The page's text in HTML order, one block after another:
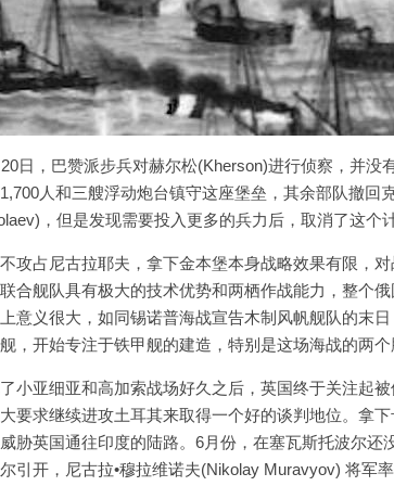
日，巴赞派步兵对赫尔松(Kherson)进行侦察，并
人和三艘浮动炮台镇守这座堡垒，其余部队撤
，但是发现需要投入更多的兵力后，取消了这个
攻占尼古拉耶夫，拿下金本堡本身战略效果有限，
合舰队具有极大的技术优势和两栖作战能力，整个
意义很大，如同锡诺普海战宣告木制风帆舰队的末
，开始专注于铁甲舰的建造，特别是这场海战的两个
小亚细亚和高加索战场好久之后，英国终于关注起
要求继续进攻土耳其来取得一个好的谈判地位。拿
胁英国通往印度的陆路。6月份，在塞瓦斯托波尔
引开，尼古拉•穆拉维诺夫(Nikolay Muravyov) 将军